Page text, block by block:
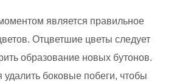
является правильное
Отцветшие цветы следует
образование новых бутонов.
удалить боковые побеги, чтобы